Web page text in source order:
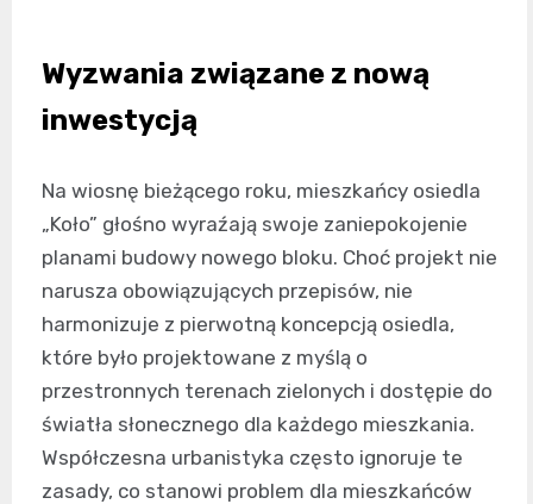
Wyzwania związane z nową
inwestycją
Na wiosnę bieżącego roku, mieszkańcy osiedla
„Koło” głośno wyraźają swoje zaniepokojenie
planami budowy nowego bloku. Choć projekt nie
narusza obowiązujących przepisów, nie
harmonizuje z pierwotną koncepcją osiedla,
które było projektowane z myślą o
przestronnych terenach zielonych i dostępie do
światła słonecznego dla każdego mieszkania.
Współczesna urbanistyka często ignoruje te
zasady, co stanowi problem dla mieszkańców